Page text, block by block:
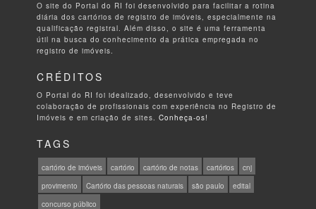
O site do Portal do RI foi desenvolvido para facilitar a rotina
diária dos cartórios de registro de imóveis, especialmente na
qualificação registral. Além disso, o site é uma ferramenta
útil na busca do conhecimento da prática empregada no
registro de imóveis.
CRÉDITOS
O Portal do RI foi idealizado, desenvolvido e teve
colaboração de profissionais com experiência no Registro de
Imóveis e em criação de sites.Conheça-os!
TAGS
cartório de imóveis cartório cartório de notas cartórios
cnj
provimento
Cartório das pessoas naturais são paulo
edital
concurso público